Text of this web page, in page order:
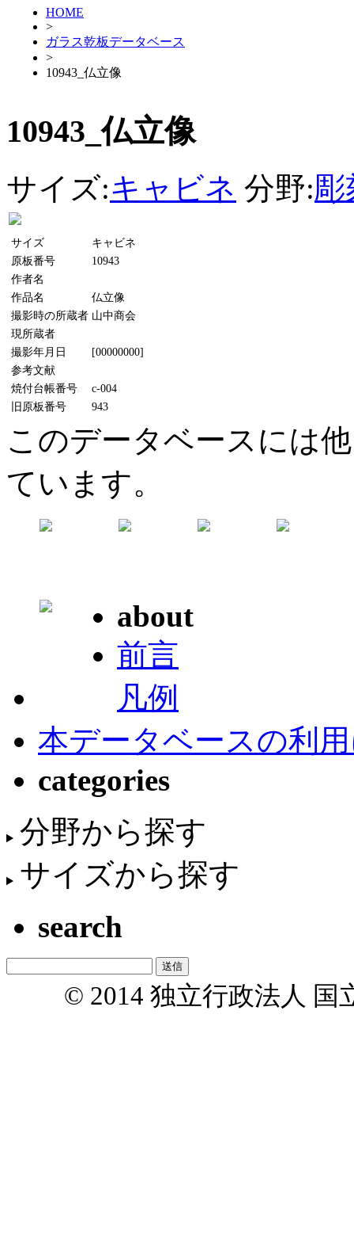
HOME
>
ガラス乾板データベース
>
10943_仏立像
10943_仏立像
サイズ:キャビネ 分野:彫
サイズ
キャビネ
原板番号
10943
作者名
作品名
仏立像
撮影時の所蔵者 山中商会
現所蔵者
撮影年月日
[00000000]
参考文献
焼付台帳番号
c-004
旧原板番号
943
このデータベースには
ています。
about
前言
凡例
本データベースの利
categories
分野から探す
サイズから探す
search
© 2014 独立行政法人 国